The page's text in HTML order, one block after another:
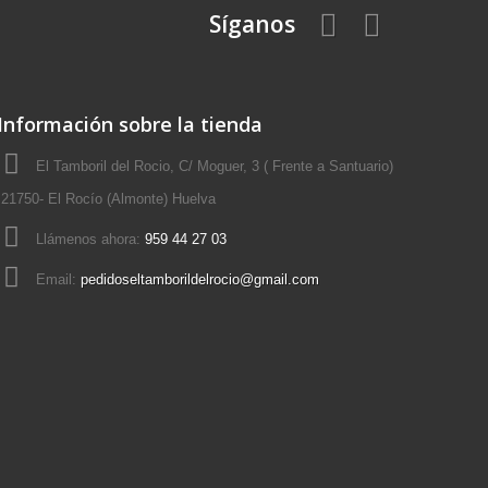
Síganos
Información sobre la tienda
El Tamboril del Rocio, C/ Moguer, 3 ( Frente a Santuario)
21750- El Rocío (Almonte) Huelva
Llámenos ahora: 959 44 27 03
Email: pedidoseltamborildelrocio@gmail.com